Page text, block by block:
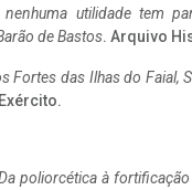
utilidade tem
de Bastos. Arquivo
Fortes das Ilhas do Faial,
poliorcética à